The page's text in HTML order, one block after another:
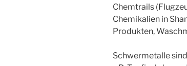
Chemtrails
Chemikalien in
Produkten,
Schwermetalle